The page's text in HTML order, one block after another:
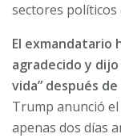
sectores
El exmandatario
agradecido y
vida” después
Trump anunció
apenas dos días